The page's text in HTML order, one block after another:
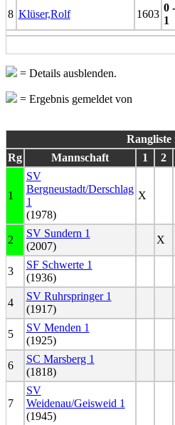
8 Klüser,Rolf 1603
0 -
1
= Details ausblenden.
= Ergebnis gemeldet von
Rangliste
Rg
Mannschaft 1 2
1
SV
Bergneustadt/Derschlag
1
(1978)
X
2
SV Sundern 1
(2007)
X
3
SF Schwerte 1
(1936)
4
SV Ruhrspringer 1
(1917)
5
SV Menden 1
(1925)
6
SC Marsberg 1
(1818)
7
SV
Weidenau/Geisweid 1
(1945)